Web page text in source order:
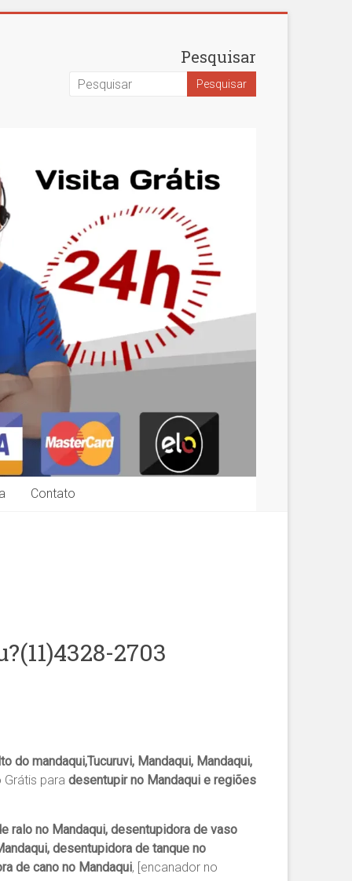
Pesquisar
Contato
2703
do mandaqui,Tucuruvi, Mandaqui, Mandaqui,
para desentupir no Mandaqui e regiões
ralo no Mandaqui, desentupidora de vaso
desentupidora de tanque no
de cano no Mandaqui, [encanador no